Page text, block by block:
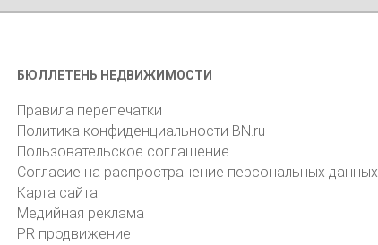
БЮЛЛЕТЕНЬ НЕДВИЖИМОСТИ
Правила перепечатки
Политика конфиденциальности BN.ru
Пользовательское соглашение
Согласие на распространение персональных данных
Карта сайта
Медийная реклама
PR продвижение